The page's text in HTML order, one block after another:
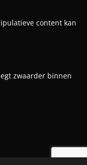
content kan
zwaarder binnen